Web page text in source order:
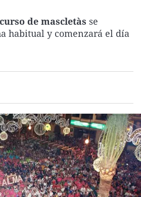
Gente viajera
Retornados
Galicia
Televisión
de mascletàs se
habitual y comenzará el día